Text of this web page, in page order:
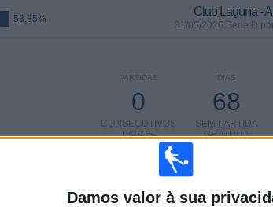
Damos valor à sua
53,85%
Club Laguna -
31/05/2026 Serie D
DIAS
68
SEM PARTIDA
GRATUITA
PARTIDAS
0
CONSECUTIVOS
PAGOS